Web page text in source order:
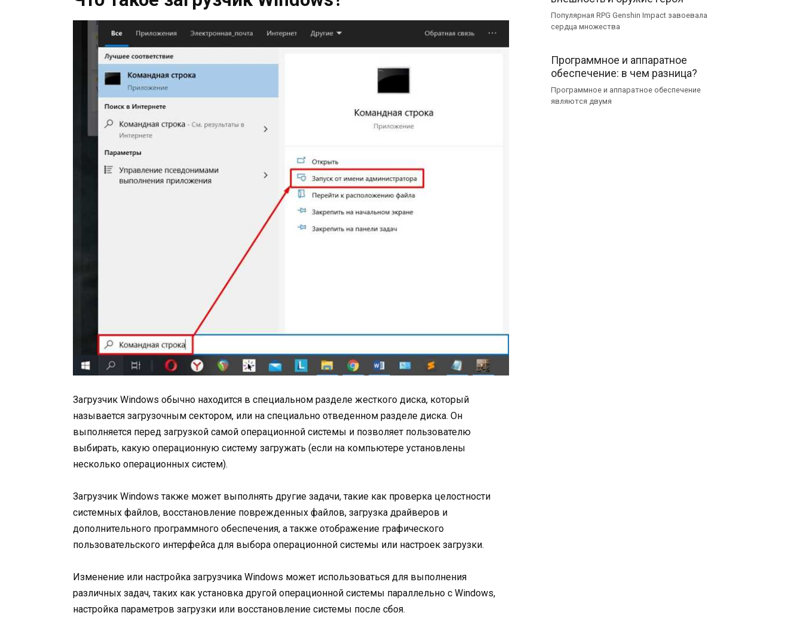
Загрузчик Windows обычно находится в специальном разделе жесткого диска, который
называется загрузочным сектором, или на специально отведенном разделе диска. Он
выполняется перед загрузкой самой операционной системы и позволяет пользователю
выбирать, какую операционную систему загружать (если на компьютере установлены
несколько операционных систем).
Загрузчик Windows также может выполнять другие задачи, такие как проверка целостности
системных файлов, восстановление поврежденных файлов, загрузка драйверов и
дополнительного программного обеспечения, а также отображение графического
пользовательского интерфейса для выбора операционной системы или настроек загрузки.
Изменение или настройка загрузчика Windows может использоваться для выполнения
различных задач, таких как установка другой операционной системы параллельно с Windows,
настройка параметров загрузки или восстановление системы после сбоя.
Популярная RPG Genshin Impact завоевала
сердца множества
Программное и аппаратное
обеспечение: в чем разница?
Программное и аппаратное обеспечение
являются двумя